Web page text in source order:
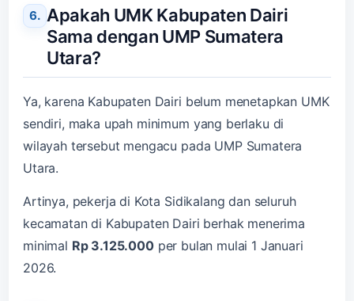
Apakah UMK Kabupaten Dairi
Sama dengan UMP Sumatera
Utara?
Ya, karena Kabupaten Dairi belum menetapkan UMK
sendiri, maka upah minimum yang berlaku di
wilayah tersebut mengacu pada UMP Sumatera
Utara.
Artinya, pekerja di Kota Sidikalang dan seluruh
kecamatan di Kabupaten Dairi berhak menerima
minimal Rp 3.125.000per bulan mulai 1 Januari
2026.